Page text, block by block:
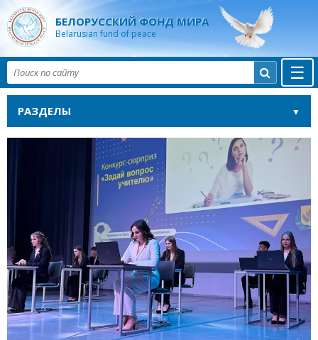
БЕЛОРУССКИЙ ФОНД МИРА
Belarusian fund of peace
☰

РАЗДЕЛЫ